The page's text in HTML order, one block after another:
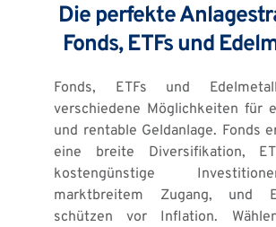
Die perfekte
Fonds, ETFs und
Fonds, ETFs und
verschiedene Möglichkeiten für
und rentable Geldanlage. Fonds
eine breite Diversifikation,
kostengünstige
marktbreitem Zugang, und
schützen vor Inflation.